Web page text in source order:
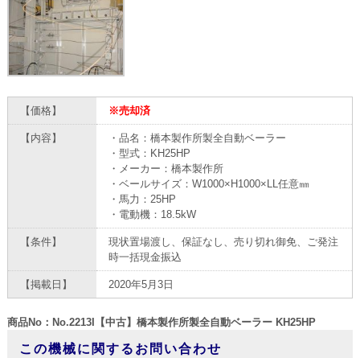
【価格】 ※売却済
【内容】
・品名：橋本製作所製全自動ベーラー
・型式：KH25HP
・メーカー：橋本製作所
・ベールサイズ：W1000×H1000×LL任意㎜
・馬力：25HP
・電動機：18.5kW
【条件】
現状置場渡し、保証なし、売り切れ御免、ご発注
時一括現金振込
【掲載日】 2020年5月3日
商品No：No.2213I【中古】橋本製作所製全自動ベーラー KH25HP
この機械に関するお問い合わせ